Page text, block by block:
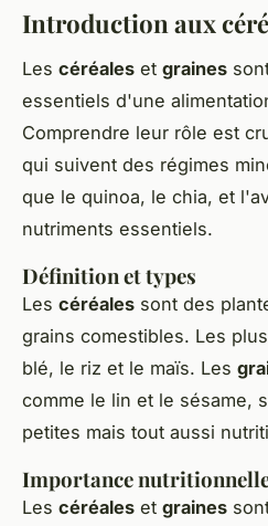
Introduction aux
Les céréales et graines
essentiels d'une
Comprendre leur rôle est
qui suivent des régimes
que le quinoa, le chia, et
nutriments essentiels.
Définition et types
Les céréales sont des
grains comestibles. Les
blé, le riz et le maïs. Les
comme le lin et le sésame,
petites mais tout aussi
Importance
Les céréales et graines